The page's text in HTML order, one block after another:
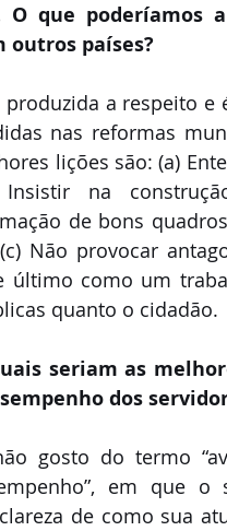
O que poderíamos
outros países?
produzida a respeito
nas reformas
lições são: (a)
na
de bons
Não provocar
último como um
quanto o cidadão.
seriam as
dos
gosto do termo
em que
de como sua